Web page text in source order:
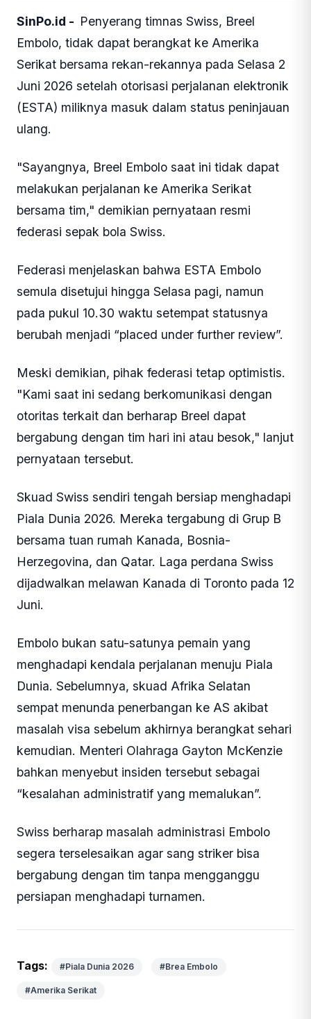
SinPo.id - Penyerang timnas Swiss, Breel
Embolo, tidak dapat berangkat ke Amerika
Serikat bersama rekan-rekannya pada Selasa 2
Juni 2026 setelah otorisasi perjalanan elektronik
(ESTA) miliknya masuk dalam status peninjauan
ulang.
"Sayangnya, Breel Embolo saat ini tidak dapat
melakukan perjalanan ke Amerika Serikat
bersama tim," demikian pernyataan resmi
federasi sepak bola Swiss.
Federasi menjelaskan bahwa ESTA Embolo
semula disetujui hingga Selasa pagi, namun
pada pukul 10.30 waktu setempat statusnya
berubah menjadi “placed under further review”.
Meski demikian, pihak federasi tetap optimistis.
"Kami saat ini sedang berkomunikasi dengan
otoritas terkait dan berharap Breel dapat
bergabung dengan tim hari ini atau besok," lanjut
pernyataan tersebut.
Skuad Swiss sendiri tengah bersiap menghadapi
Piala Dunia 2026. Mereka tergabung di Grup B
bersama tuan rumah Kanada, Bosnia-
Herzegovina, dan Qatar. Laga perdana Swiss
dijadwalkan melawan Kanada di Toronto pada 12
Juni.
Embolo bukan satu-satunya pemain yang
menghadapi kendala perjalanan menuju Piala
Dunia. Sebelumnya, skuad Afrika Selatan
sempat menunda penerbangan ke AS akibat
masalah visa sebelum akhirnya berangkat sehari
kemudian. Menteri Olahraga Gayton McKenzie
bahkan menyebut insiden tersebut sebagai
“kesalahan administratif yang memalukan”.
Swiss berharap masalah administrasi Embolo
segera terselesaikan agar sang striker bisa
bergabung dengan tim tanpa mengganggu
persiapan menghadapi turnamen.
Tags: #Piala Dunia 2026 #Brea Embolo
#Amerika Serikat